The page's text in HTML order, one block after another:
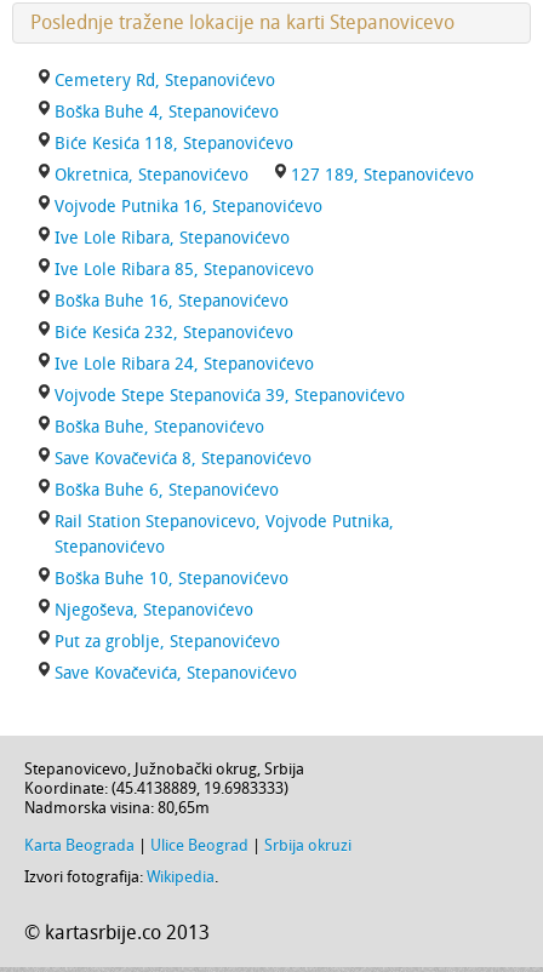
Poslednje tražene lokacije na karti Stepanovicevo
Cemetery Rd, Stepanovićevo
Boška Buhe 4, Stepanovićevo
Biće Kesića 118, Stepanovićevo
Okretnica, Stepanovićevo
127 189, Stepanovićevo
Vojvode Putnika 16, Stepanovićevo
Ive Lole Ribara, Stepanovićevo
Ive Lole Ribara 85, Stepanovicevo
Boška Buhe 16, Stepanovićevo
Biće Kesića 232, Stepanovićevo
Ive Lole Ribara 24, Stepanovićevo
Vojvode Stepe Stepanovića 39, Stepanovićevo
Boška Buhe, Stepanovićevo
Save Kovačevića 8, Stepanovićevo
Boška Buhe 6, Stepanovićevo
Rail Station Stepanovicevo, Vojvode Putnika,
Stepanovićevo
Boška Buhe 10, Stepanovićevo
Njegoševa, Stepanovićevo
Put za groblje, Stepanovićevo
Save Kovačevića, Stepanovićevo
Stepanovicevo, Južnobački okrug, Srbija
Koordinate: (45.4138889, 19.6983333)
Nadmorska visina: 80,65m
Karta Beograda Ulice Beograd
Srbija okruzi
Izvori fotografija: Wikipedia.
© kartasrbije.co 2013